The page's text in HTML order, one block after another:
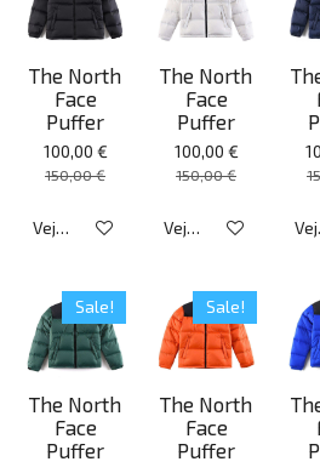
The North
Face
Puffer
100,00 €
150,00 €
Veja detalhes
The North
Face
Puffer
100,00 €
150,00 €
Veja detalhes
Sale!
The North
Face
Puffer
Sale!
The North
Face
Puffer